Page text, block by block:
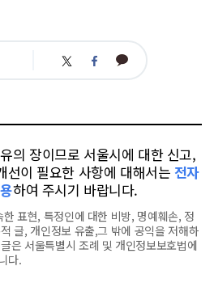
트 페 카
의 장이므로 서울시에 대한 신고,
선이 필요한 사항에 대해서는 전자
하여 주시기 바랍니다.
표현, 특정인에 대한 비방, 명예훼손, 정
글, 개인정보 유출,그 밖에 공익을 저해하
은 서울특별시 조례 및 개인정보보호법에
다.